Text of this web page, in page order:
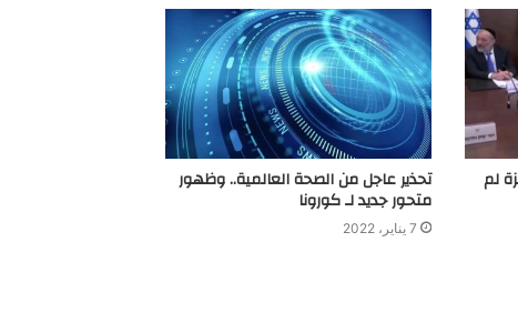
لم تحذير عاجل من الصحة العالمية.. وظهور
متحور جديد لـ كورونا
7 يناير، 2022